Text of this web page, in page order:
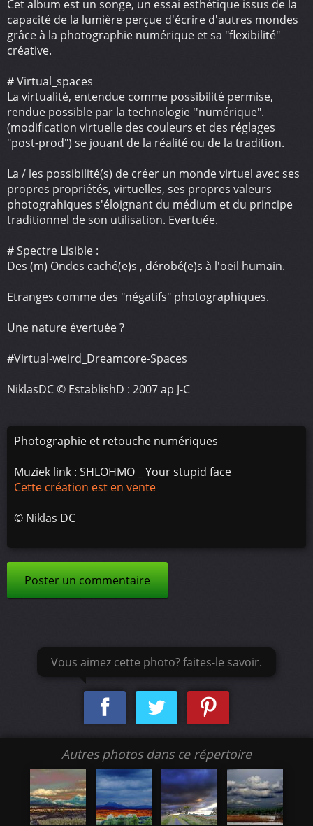
Cet album est un songe, un essai esthétique issus de la
capacité de la lumière perçue d'écrire d'autres mondes
grâce à la photographie numérique et sa "flexibilité"
créative.
# Virtual_spaces
La virtualité, entendue comme possibilité permise,
rendue possible par la technologie ''numérique".
(modification virtuelle des couleurs et des réglages
"post-prod") se jouant de la réalité ou de la tradition.
La / les possibilité(s) de créer un monde virtuel avec ses
propres propriétés, virtuelles, ses propres valeurs
photograhiques s'éloignant du médium et du principe
traditionnel de son utilisation. Evertuée.
# Spectre Lisible :
Des (m) Ondes caché(e)s , dérobé(e)s à l'oeil humain.
Etranges comme des "négatifs" photographiques.
Une nature évertuée ?
#Virtual-weird_Dreamcore-Spaces
NiklasDC © EstablishD : 2007 ap J-C
Photographie et retouche numériques
Muziek link : SHLOHMO _ Your stupid face
Cette création est en vente
© Niklas DC
Poster un commentaire
Vous aimez cette photo? faites-le savoir.
Autres photos dans ce répertoire